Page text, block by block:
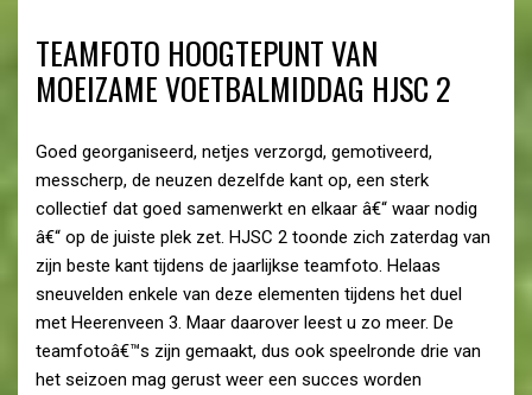
TEAMFOTO HOOGTEPUNT VAN
MOEIZAME VOETBALMIDDAG HJSC 2
Goed georganiseerd, netjes verzorgd, gemotiveerd,
messcherp, de neuzen dezelfde kant op, een sterk
collectief dat goed samenwerkt en elkaar â€“ waar nodig
â€“ op de juiste plek zet. HJSC 2 toonde zich zaterdag van
zijn beste kant tijdens de jaarlijkse teamfoto. Helaas
sneuvelden enkele van deze elementen tijdens het duel
met Heerenveen 3. Maar daarover leest u zo meer. De
teamfotoâ€™s zijn gemaakt, dus ook speelronde drie van
het seizoen mag gerust weer een succes worden